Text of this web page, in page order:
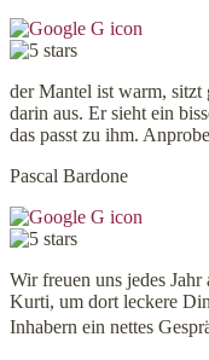
der Mantel ist warm,
darin aus. Er sieht ein
das passt zu ihm.
Pascal Bardone
Wir freuen uns jedes
Kurti, um dort leckere
Inhabern ein nettes